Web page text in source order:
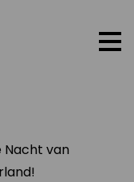
Nacht van